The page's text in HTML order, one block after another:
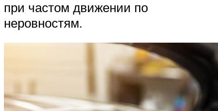
при частом движении по
неровностям.